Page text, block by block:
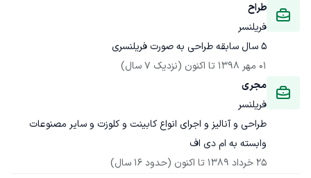
طراح
فریلنسر
5 سال سابقه طراحی به صورت فریلنسری
01 مهر 1398
تا اکنون (نزدیک 7 سال)
مجری
فریلنسر
طراحی و آنالیز و اجرای انواع کابینت و کلوزت و سایر مصنوعات
وابسته به ام دی اف
25 خرداد 1389
تا اکنون (حدود 16 سال)